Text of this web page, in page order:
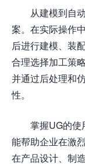
从建模到自
案。在实际操作
后进行建模、装
合理选择加工策
并通过后处理和
性。
掌握UG的使
能帮助企业在激
在产品设计、制